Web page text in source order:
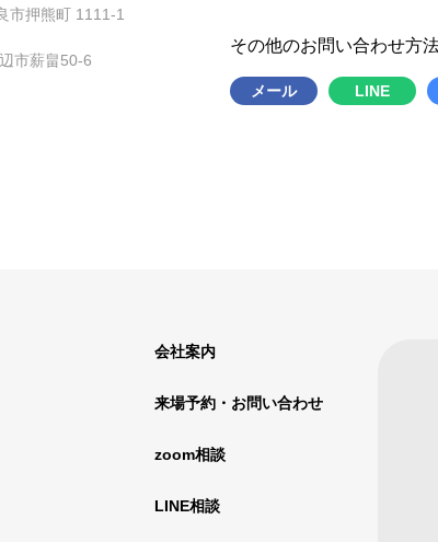
押熊町 1111-1
市薪畠50-6
その他のお問い合わせ方
メール LINE
会社案内
来場予約・お問い合わせ
zoom相談
LINE相談